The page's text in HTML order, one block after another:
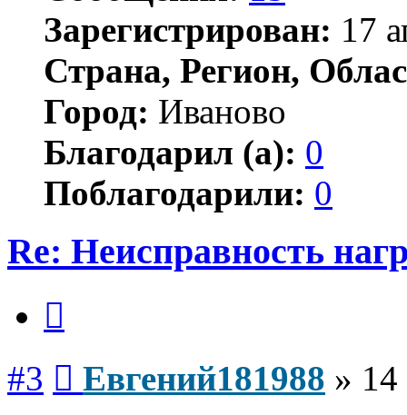
Зарегистрирован: 17
Страна, Регион,
Город: Иваново
Благодарил (а): 0
Поблагодарили: 0
Re: Неисправность
#3 Евгений181988 »